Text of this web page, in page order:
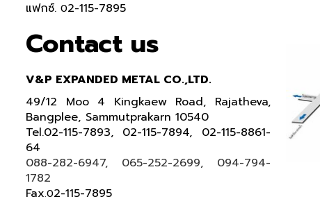
แฟกซ์.02-115-7895
Contact us
V&P EXPANDED METAL CO.,LTD.
49/12 Moo 4 Kingkaew Road, Rajatheva,
Bangplee, Sammutprakarn 10540
Tel.02-115-7893, 02-115-7894, 02-115-8861-
64
088-282-6947, 065-252-2699, 094-794-
1782
Fax.02-115-7895